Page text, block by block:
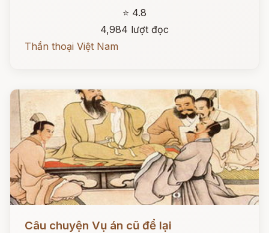
⭐ 4.8
4,984 lượt đọc
Thần thoại Việt Nam
Câu chuyện Vụ án cũ để lại